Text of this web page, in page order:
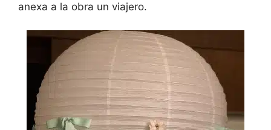
anexa a la obra un viajero.